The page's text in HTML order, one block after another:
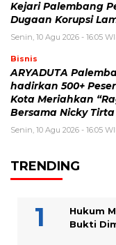
Kejari Palembang
Dugaan Korupsi
Senin, 10 Agu 2026 - 16:05
Bisnis
ARYADUTA
hadirkan 500+
Kota Meriahkan
Bersama Nicky Tirta
Senin, 10 Agu 2026 - 16:05
TRENDING
Hukum
Bukti